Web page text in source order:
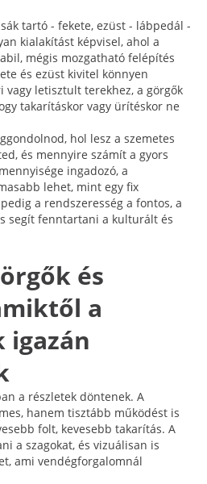
tartó - fekete, ezüst - lábpedál -
kialakítást képvisel, ahol a
mégis mozgatható felépítés
és ezüst kivitel könnyen
vagy letisztult terekhez, a görgők
takarításkor vagy ürítéskor ne
hol lesz a szemetes
és mennyire számít a gyors
ingadozó, a
lehet, mint egy fix
a rendszeresség a fontos, a
segít fenntartani a kulturált és
és
a
igazán
a részletek döntenek. A
hanem tisztább működést is
folt, kevesebb takarítás. A
a szagokat, és vizuálisan is
ami vendégforgalomnál